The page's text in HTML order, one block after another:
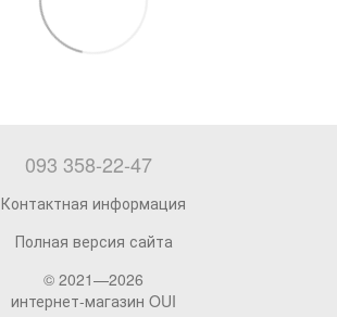
093 358-22-47
Контактная информация
Полная версия сайта
© 2021—2026
интернет-магазин OUI